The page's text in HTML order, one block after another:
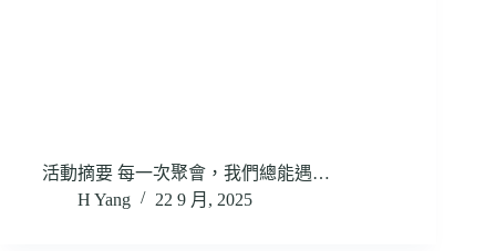
活動摘要 每一次聚會，我們總能遇…
H Yang
22 9 月, 2025